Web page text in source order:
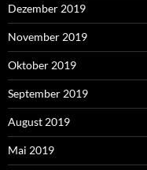
Dezember 2019
November 2019
Oktober 2019
September 2019
August 2019
Mai 2019